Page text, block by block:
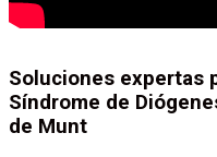
Soluciones expertas
Síndrome de
de Munt